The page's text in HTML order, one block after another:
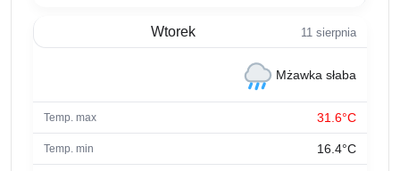
Wtorek 11 sierpnia
Mżawka słaba
31.6°C
16.4°C